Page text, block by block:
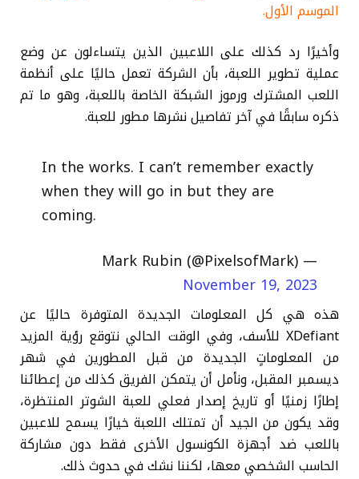
الموسم الأول.
وأخيرًا رد كذلك على اللاعبين الذين يتساءلون عن وضع
عملية تطوير اللعبة، بأن الشركة تعمل حاليًا على أنظمة
اللعب المشترك ورموز الشبكة الخاصة باللعبة، وهو ما تم
ذكره سابقًا في آخر تفاصيل نشرها مطور للعبة.
In the works. I can’t remember exactly
when they will go in but they are
coming.
— Mark Rubin (@PixelsofMark)
November 19, 2023
هذه هي كل المعلومات الجديدة المتوفرة حاليًا عن
XDefiant للأسف، وفي الوقت الحالي نتوقع رؤية المزيد
من المعلوماتٍ الجديدة من قبل المطورين في شهر
ديسمبر المقبل، ونأمل أن يتمكن الفريق كذلك من إعطائنا
إطارًا زمنيًا أو تاريخ إصدار فعلي للعبة الشوتر المنتظرة،
وقد يكون من الجيد أن تمتلك اللعبة خيارًا يسمح للاعبين
باللعب ضد أجهزة الكونسول الأخرى فقط دون مشاركة
الحاسب الشخصي معها، لكننا نشك في حدوث ذلك.